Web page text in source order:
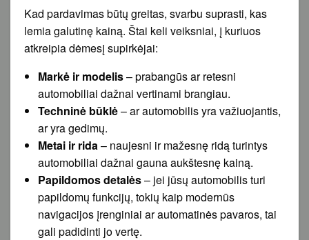
Kad pardavimas būtų greitas, svarbu suprasti, kas
lemia galutinę kainą. Štai keli veiksniai, į kuriuos
atkreipia dėmesį supirkėjai:
Markė ir modelis– prabangūs ar retesni
automobiliai dažnai vertinami brangiau.
Techninė būklė– ar automobilis yra važiuojantis,
ar yra gedimų.
Metai ir rida– naujesni ir mažesnę ridą turintys
automobiliai dažnai gauna aukštesnę kainą.
Papildomos detalės– jei jūsų automobilis turi
papildomų funkcijų, tokių kaip modernūs
navigacijos įrenginiai ar automatinės pavaros, tai
gali padidinti jo vertę.